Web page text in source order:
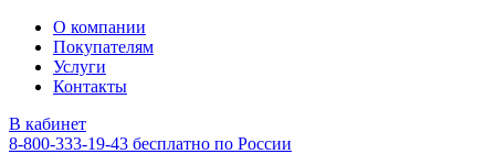
О компании
Покупателям
Услуги
Контакты
В кабинет
8-800-333-19-43 бесплатно по России